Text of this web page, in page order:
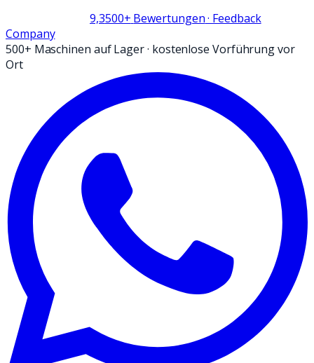
9,3500+ Bewertungen· Feedback
Company
500+ Maschinen auf Lager· kostenlose Vorführung vor
Ort